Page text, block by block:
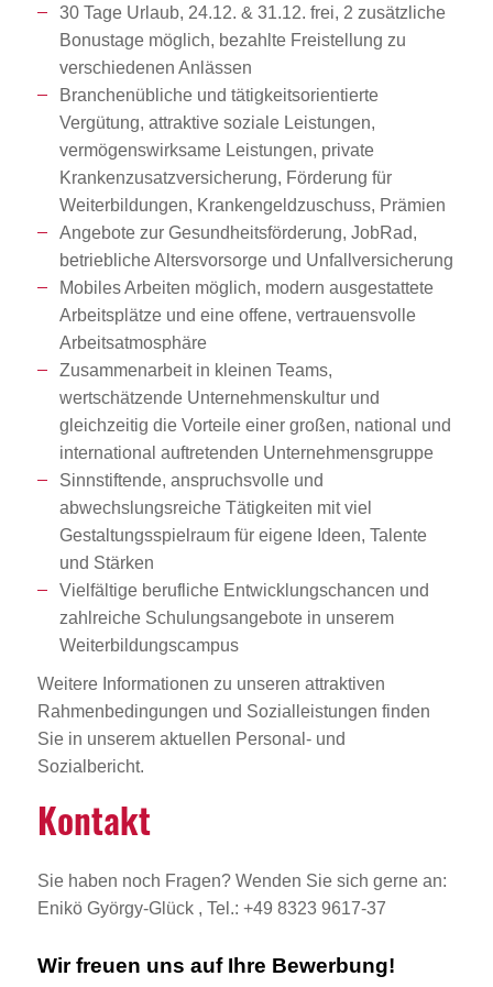
30 Tage Urlaub, 24.12. & 31.12. frei, 2 zusätzliche
Bonustage möglich, bezahlte Freistellung zu
verschiedenen Anlässen
Branchenübliche und tätigkeitsorientierte
Vergütung, attraktive soziale Leistungen,
vermögenswirksame Leistungen, private
Krankenzusatzversicherung, Förderung für
Weiterbildungen, Krankengeldzuschuss, Prämien
Angebote zur Gesundheitsförderung, JobRad,
betriebliche Altersvorsorge und Unfallversicherung
Mobiles Arbeiten möglich, modern ausgestattete
Arbeitsplätze und eine offene, vertrauensvolle
Arbeitsatmosphäre
Zusammenarbeit in kleinen Teams,
wertschätzende Unternehmenskultur und
gleichzeitig die Vorteile einer großen, national und
international auftretenden Unternehmensgruppe
Sinnstiftende, anspruchsvolle und
abwechslungsreiche Tätigkeiten mit viel
Gestaltungsspielraum für eigene Ideen, Talente
und Stärken
Vielfältige berufliche Entwicklungschancen und
zahlreiche Schulungsangebote in unserem
Weiterbildungscampus
Weitere Informationen zu unseren attraktiven
Rahmenbedingungen und Sozialleistungen finden
Sie in unserem aktuellen Personal- und
Sozialbericht.
Kontakt
Sie haben noch Fragen? Wenden Sie sich gerne an:
Enikö György-Glück , Tel.: +49 8323 9617-37
Wir freuen uns auf Ihre Bewerbung!